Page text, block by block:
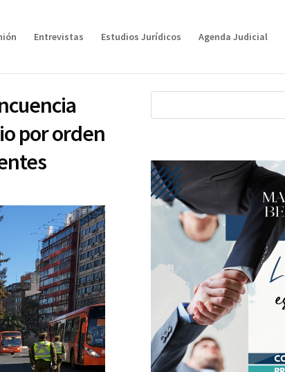
Entrevistas Estudios Jurídicos Agenda Judicial
por orden